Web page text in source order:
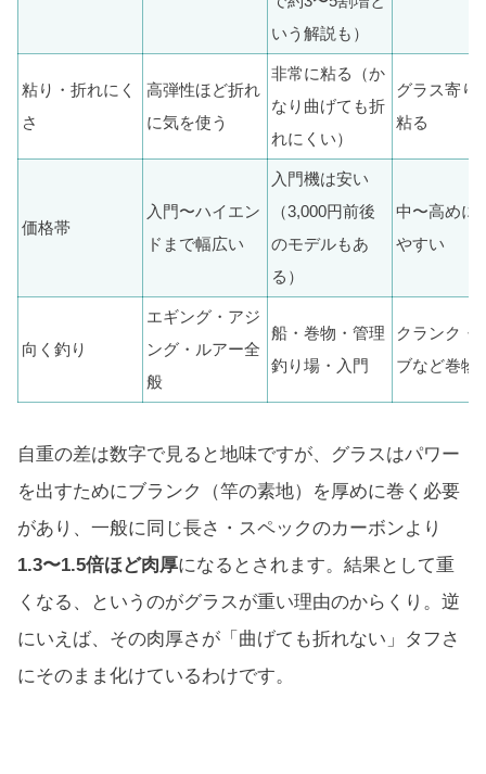
いう解説も）
粘り・折れにく
さ
高弾性ほど折れ
に気を使う
非常に粘る（か
なり曲げても折
れにくい）
グラス寄り
粘る
価格帯
入門〜ハイエン
ドまで幅広い
入門機は安い
（3,000円前後
のモデルもあ
る）
中〜高めに
やすい
向く釣り
エギング・アジ
ング・ルアー全
般
船・巻物・管理
釣り場・入門
クランク・
ブなど巻物
自重の差は数字で見ると地味ですが、グラスはパワー
を出すためにブランク（竿の素地）を厚めに巻く必要
があり、一般に同じ長さ・スペックのカーボンより
1.3〜1.5倍ほど肉厚になるとされます。結果として重
くなる、というのがグラスが重い理由のからくり。逆
にいえば、その肉厚さが「曲げても折れない」タフさ
にそのまま化けているわけです。